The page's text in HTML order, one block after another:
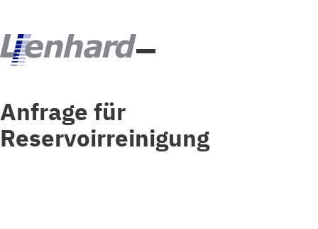
Anfrage für
Reservoirreinigung